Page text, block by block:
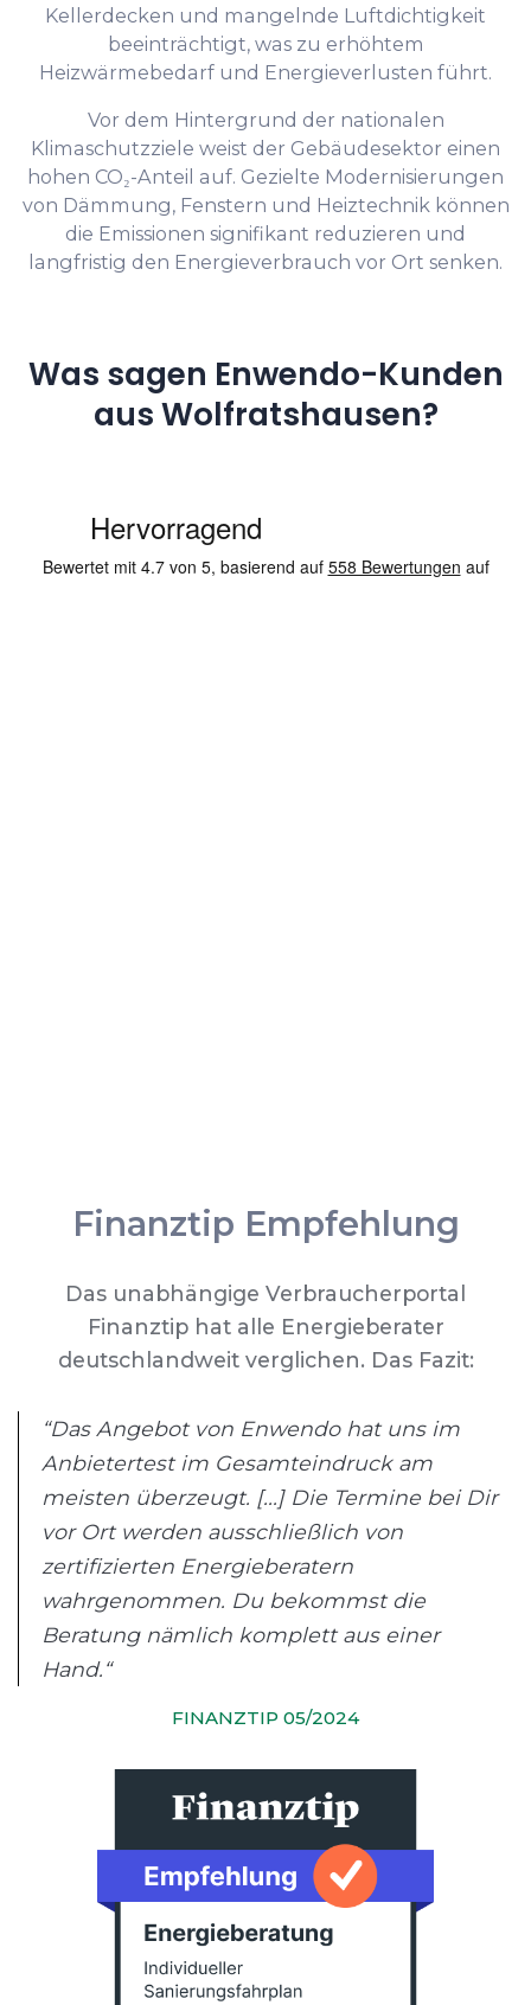
Kellerdecken und mangelnde Luftdichtigkeit
beeinträchtigt, was zu erhöhtem
Heizwärmebedarf und Energieverlusten führt.
Vor dem Hintergrund der nationalen
Klimaschutzziele weist der Gebäudesektor einen
hohen CO₂-Anteil auf. Gezielte Modernisierungen
von Dämmung, Fenstern und Heiztechnik können
die Emissionen signifikant reduzieren und
langfristig den Energieverbrauch vor Ort senken.
Was sagen Enwendo-Kunden
aus Wolfratshausen?
Finanztip Empfehlung
Das unabhängige Verbraucherportal
Finanztip hat alle Energieberater
deutschlandweit verglichen. Das Fazit:
“Das Angebot von Enwendo hat uns im
Anbietertest im Gesamteindruck am
meisten überzeugt. [...] Die Termine bei Dir
vor Ort werden ausschließlich von
zertifizierten Energieberatern
wahrgenommen. Du bekommst die
Beratung nämlich komplett aus einer
Hand.“
FINANZTIP 05/2024